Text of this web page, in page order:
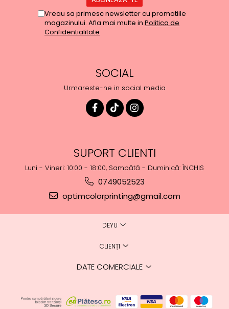
Vreau sa primesc newsletter cu promotiile
magazinului. Afla mai multe in Politica de
Confidentialitate
SOCIAL
Urmareste-ne in social media
SUPORT CLIENTI
Luni - Vineri: 10:00 - 18:00, Sambătă - Duminică: ÎNCHIS
0749052523
optimcolorprinting@gmail.com
DEYU
CLIENȚI
DATE COMERCIALE